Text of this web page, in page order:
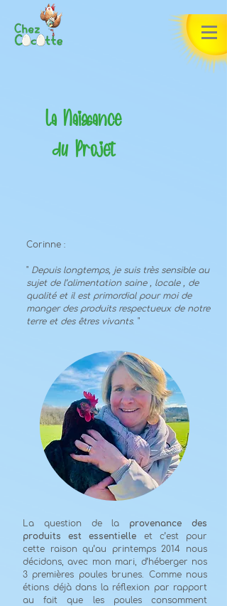
La Naissance
du Projet
Corinne :
" Depuis longtemps, je suis très sensible au
sujet de l’alimentation saine , locale , de
qualité et il est primordial pour moi de
manger des produits respectueux de notre
terre et des êtres vivants. "
La question de la provenance des
produits est essentielle et c’est pour
cette raison qu’au printemps 2014 nous
décidons, avec mon mari, d’héberger nos
3 premières poules brunes. Comme nous
étions déjà dans la réflexion par rapport
au fait que les poules consomment